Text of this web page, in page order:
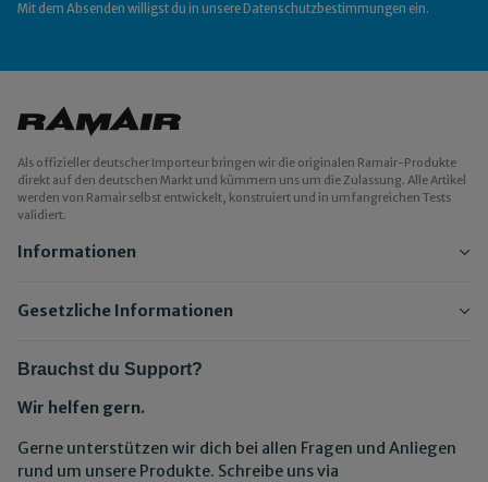
Mit dem Absenden willigst du in unsere Datenschutzbestimmungen ein.
Als offizieller deutscher Importeur bringen wir die originalen Ramair-Produkte
direkt auf den deutschen Markt und kümmern uns um die Zulassung. Alle Artikel
werden von Ramair selbst entwickelt, konstruiert und in umfangreichen Tests
validiert.
Informationen
Gesetzliche Informationen
Brauchst du Support?
Wir helfen gern.
Gerne unterstützen wir dich bei allen Fragen und Anliegen
rund um unsere Produkte. Schreibe uns via